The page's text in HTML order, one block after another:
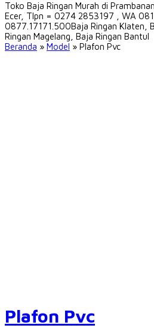
Toko Baja Ringan Murah di
Ecer, Tlpn = 0274 2853197 , WA
0877.17171.500Baja Ringan Klaten,
Ringan Magelang, Baja Ringan Bantul
Beranda » Model » Plafon Pvc
Plafon Pvc